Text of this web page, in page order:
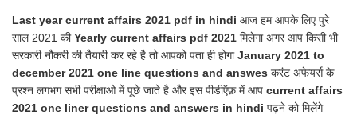
Last year current affairs 2021 pdf in hindi आज हम आपके लिए पुरे
साल 2021 कीYearly current affairs pdf 2021 मिलेगा अगर आप किसी भी
सरकारी नौकरी की तैयारी कर रहे है तो आपको पता ही होगाJanuary 2021 to
december 2021 one line questions and answes करंट अफेयर्स के
प्रश्न लगभग सभी परीक्षाओ में पूछे जाते है और इस पीडीऍफ़ में आप current affairs
2021 one liner questions and answers in hindi पढ़ने को मिलेंगे